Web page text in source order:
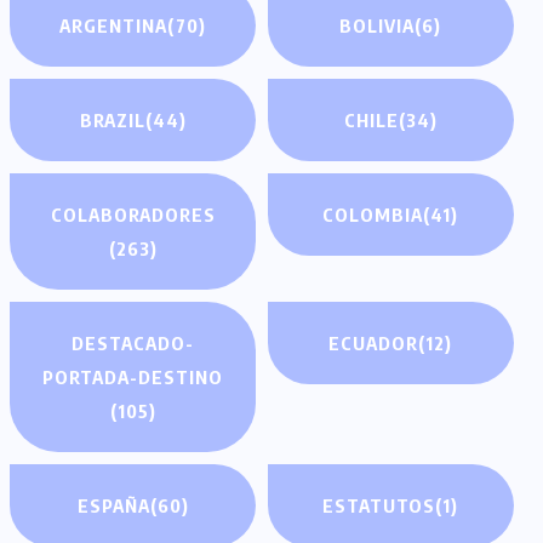
ARGENTINA(70) BOLIVIA(6)
BRAZIL(44) CHILE(34)
COLABORADORES
(263)
COLOMBIA(41)
DESTACADO-
PORTADA-DESTINO
(105)
ECUADOR(12)
ESPAÑA(60) ESTATUTOS(1)